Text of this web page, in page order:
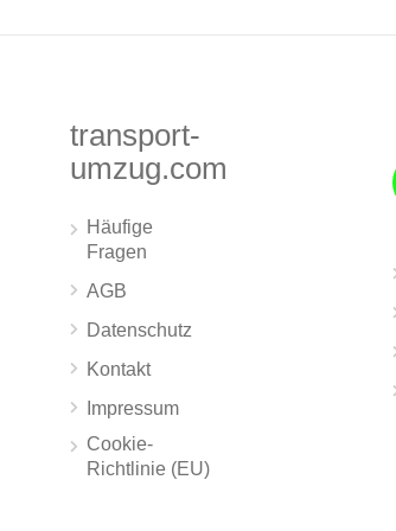
transport-
umzug.com
Häufige
Fragen
AGB
Datenschutz
Kontakt
Impressum
Cookie-
Richtlinie (EU)